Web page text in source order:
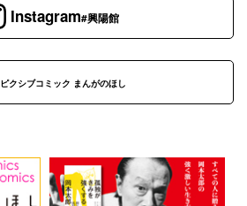
Instagram#興陽館
ピクシブコミック まんがのほし